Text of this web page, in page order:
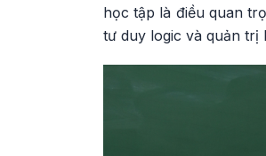
học tập là điều quan
tư duy logic và quản trị